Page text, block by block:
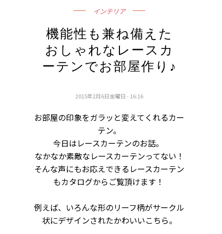
インテリア
機能性も兼ね備えた
おしゃれなレースカ
ーテンでお部屋作り♪
2015年2月6日金曜日 - 16:16
お部屋の印象をガラッと変えてくれるカー
テン。
今日はレースカーテンのお話。
なかなか素敵なレースカーテンってない！
そんな声にもお応えできるレースカーテン
もカタログからご覧頂けます！
例えば、いろんな形のリーフ柄がサークル
状にデザインされたかわいいこちら。